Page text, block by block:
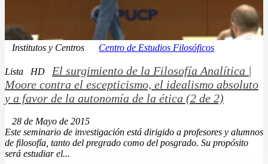
Institutos y Centros Centro de Estudios Filosóficos
Lista HD
El surgimiento de la Filosofía Analítica |
Moore contra el escepticismo, el idealismo absoluto
y a favor de la autonomía de la ética (2 de 2)
28 de Mayo de 2015
Este seminario de investigación está dirigido a profesores y alumnos
de filosofía, tanto del pregrado como del posgrado. Su propósito
será estudiar el...